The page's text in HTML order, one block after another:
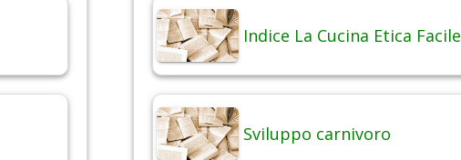
Indice La Cucina Etica Facile
Sviluppo carnivoro